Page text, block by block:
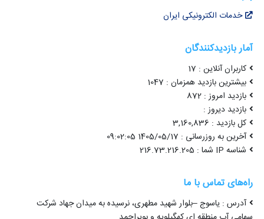
خدمات الکترونیکی ایران
آمار بازدیدکنندگان
کاربران آنلاین : 17
بیشترین بازدید همزمان : 1047
بازدید امروز : 872
بازدید دیروز :
کل بازدید : 3,160,836
آخرین به روزرسانی : 1405/05/17 09:02:05
شناسه IP شما : 216.73.216.205
راه‌های تماس با ما
آدرس : یاسوج –بلوار شهید مطهری، نرسیده به میدان جهاد شرکت